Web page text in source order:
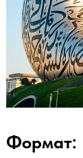
Формат: